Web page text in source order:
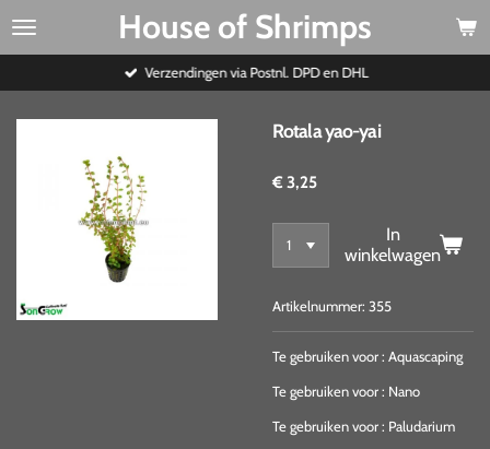
Ga
House of Shrimps
Verzendingen via Postnl. DPD en DHL
Rotala yao-yai
€ 3,25
In
winkelwagen
Artikelnummer: 355
Te gebruiken voor: Aquascaping
Te gebruiken voor: Nano
Te gebruiken voor: Paludarium